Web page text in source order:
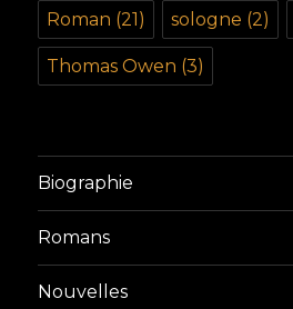
Roman (21) sologne (2)
Thomas Owen (3)
Biographie
Romans
Nouvelles